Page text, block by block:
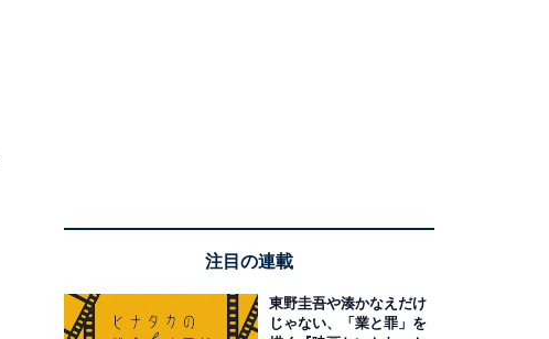
注目の連載
東野圭吾や湊かなえだけ
じゃない、「業と罪」を